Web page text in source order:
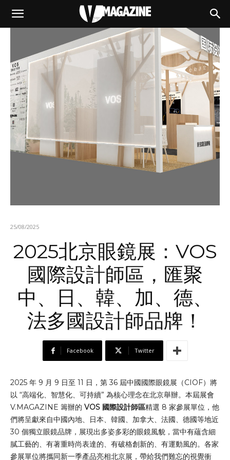
25/08/2025
2025北京眼鏡展：VOS
國際設計師區，匯聚
中、日、韓、加、德、
法多國設計師品牌！
Facebook Twitter
2025 年 9 月 9 日至 11 日，第 36 屆中國國際眼鏡展（CIOF）將
以 “高端化、智慧化、可持續” 為核心理念在北京舉辦。本屆展會
V.MAGAZINE 籌辦的 VOS 國際設計師區精選 8 家參展單位，他
們將呈獻來自中國內地、日本、韓國、加拿大、法國、德國等地近
30 個獨立眼鏡品牌，展現出多姿多彩的眼鏡風貌，當中有蘊含細
膩工藝的、有著重時尚表達的、有破格創新的、有運動風的。各家
參展單位將攜同新一季產品亮相北京展，帶給我們難忘的視覺衝